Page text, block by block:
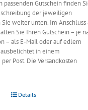
passenden Gutschein finden
der jeweiligen
weiter unten. Im Anschluss
Sie Ihren Gutschein – je
– als E-Mail oder auf edlem
in einem
Post. Die Versandkosten
Details